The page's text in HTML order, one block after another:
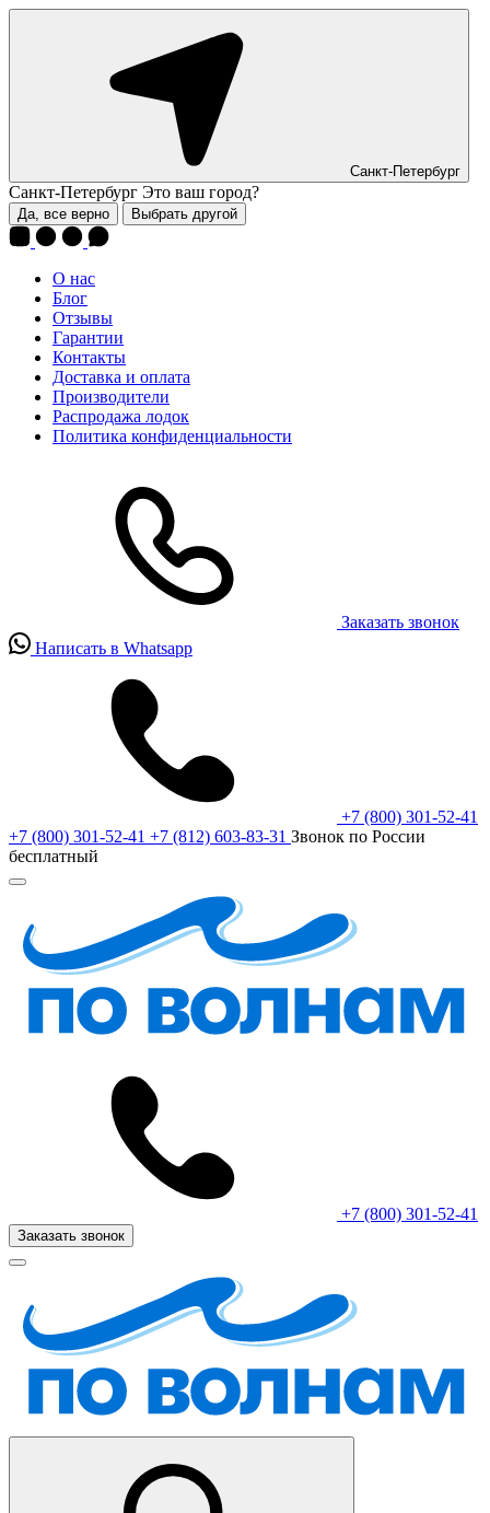
Санкт-Петербург
Санкт-Петербург Это ваш город?
Да, все верно Выбрать другой
О нас
Блог
Отзывы
Гарантии
Контакты
Доставка и оплата
Производители
Распродажа лодок
Политика конфиденциальности
Заказать звонок
Написать в Whatsapp
+7 (800) 301-52-41
+7 (800) 301-52-41 +7 (812) 603-83-31 Звонок по России
бесплатный
+7 (800) 301-52-41
Заказать звонок